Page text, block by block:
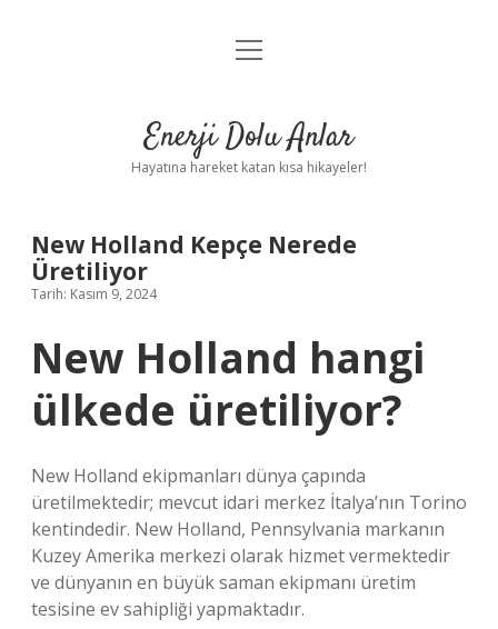
Anasayfa
Yasal Uyarı
menüyü
Enerji Dolu Anlar
Hayatına hareket katan kısa hikayeler!
New Holland Kepçe Nerede
Üretiliyor
Tarih: Kasım 9, 2024
New Holland hangi
ülkede üretiliyor?
New Holland ekipmanları dünya çapında
üretilmektedir; mevcut idari merkez İtalya’nın Torino
kentindedir. New Holland, Pennsylvania markanın
Kuzey Amerika merkezi olarak hizmet vermektedir
ve dünyanın en büyük saman ekipmanı üretim
tesisine ev sahipliği yapmaktadır.